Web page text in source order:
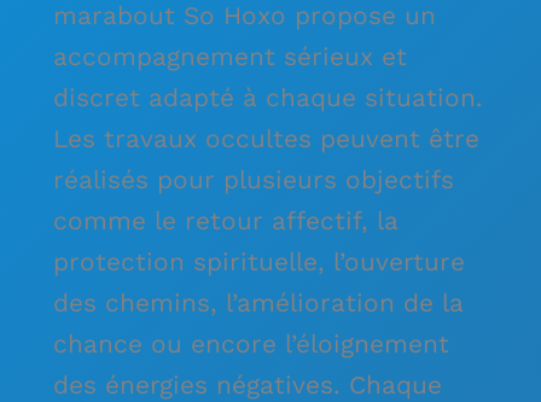
marabout So Hoxo propose un
accompagnement sérieux et
discret adapté à chaque situation.
Les travaux occultes peuvent être
réalisés pour plusieurs objectifs
comme le retour affectif, la
protection spirituelle, l’ouverture
des chemins, l’amélioration de la
chance ou encore l’éloignement
des énergies négatives. Chaque